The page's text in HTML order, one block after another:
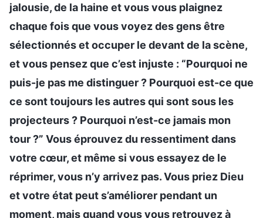
jalousie, de la haine et vous vous plaignez
chaque fois que vous voyez des gens être
sélectionnés et occuper le devant de la scène,
et vous pensez que c’est injuste : “Pourquoi ne
puis-je pas me distinguer ? Pourquoi est-ce que
ce sont toujours les autres qui sont sous les
projecteurs ? Pourquoi n’est-ce jamais mon
tour ?” Vous éprouvez du ressentiment dans
votre cœur, et même si vous essayez de le
réprimer, vous n’y arrivez pas. Vous priez Dieu
et votre état peut s’améliorer pendant un
moment, mais quand vous vous retrouvez à